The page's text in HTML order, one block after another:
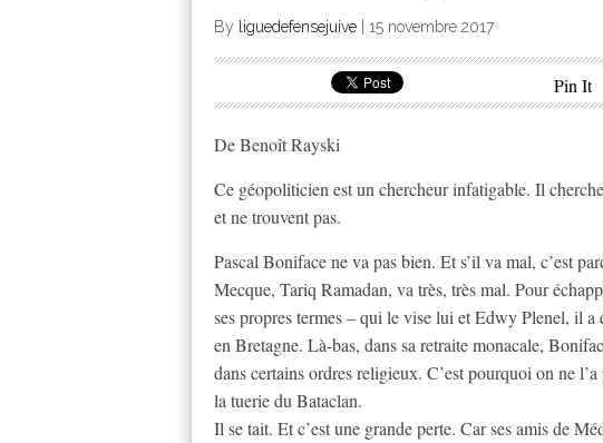
By liguedefensejuive 15 novembre 2017
Pin It
De Benoît Rayski
Ce géopoliticien est un chercheur infatigable. Il
et ne trouvent pas.
Pascal Boniface ne va pas bien. Et s’il va mal, c’est
Mecque, Tariq Ramadan, va très, très mal. Pour
ses propres termes – qui le vise lui et Edwy Plenel, il a
en Bretagne. Là-bas, dans sa retraite monacale,
dans certains ordres religieux. C’est pourquoi on ne
la tuerie du Bataclan.
Il se tait. Et c’est une grande perte. Car ses amis de